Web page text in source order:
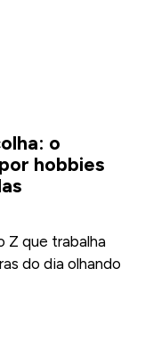
o
hobbies
Z que trabalha
do dia olhando